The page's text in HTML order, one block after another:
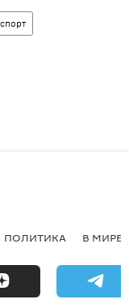
ПОЛИТИКА В МИРЕ